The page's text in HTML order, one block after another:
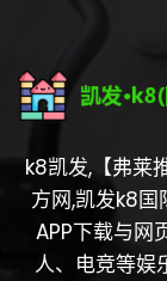
k8凯发,【弗莱
方网,凯发k8国
APP下载与网
人、电竞等娱